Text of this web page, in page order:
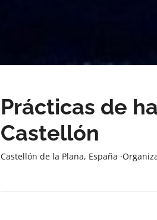
Prácticas de
Castellón
Castellón de la Plana, España ·